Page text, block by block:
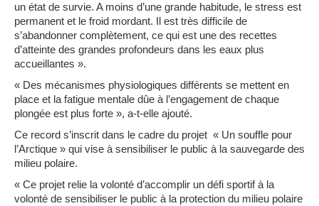
un état de survie. A moins d’une grande habitude, le stress est
permanent et le froid mordant. Il est très difficile de
s’abandonner complètement, ce qui est une des recettes
d’atteinte des grandes profondeurs dans les eaux plus
accueillantes ».
« Des mécanismes physiologiques différents se mettent en
place et la fatigue mentale dûe à l’engagement de chaque
plongée est plus forte », a-t-elle ajouté.
Ce record s’inscrit dans le cadre du projet « Un souffle pour
l’Arctique » qui vise à sensibiliser le public à la sauvegarde des
milieu polaire.
« Ce projet relie la volonté d’accomplir un défi sportif à la
volonté de sensibiliser le public à la protection du milieu polaire